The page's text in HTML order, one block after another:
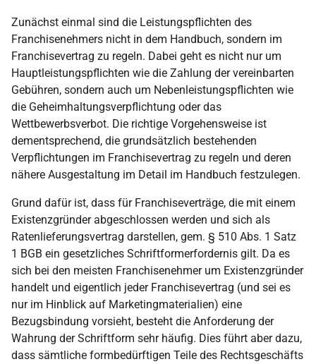
Zunächst einmal sind die Leistungspflichten des
Franchisenehmers nicht in dem Handbuch, sondern im
Franchisevertrag zu regeln. Dabei geht es nicht nur um
Hauptleistungspflichten wie die Zahlung der vereinbarten
Gebühren, sondern auch um Nebenleistungspflichten wie
die Geheimhaltungsverpflichtung oder das
Wettbewerbsverbot. Die richtige Vorgehensweise ist
dementsprechend, die grundsätzlich bestehenden
Verpflichtungen im Franchisevertrag zu regeln und deren
nähere Ausgestaltung im Detail im Handbuch festzulegen.
Grund dafür ist, dass für Franchiseverträge, die mit einem
Existenzgründer abgeschlossen werden und sich als
Ratenlieferungsvertrag darstellen, gem. § 510 Abs. 1 Satz
1 BGB ein gesetzliches Schriftformerfordernis gilt. Da es
sich bei den meisten Franchisenehmer um Existenzgründer
handelt und eigentlich jeder Franchisevertrag (und sei es
nur im Hinblick auf Marketingmaterialien) eine
Bezugsbindung vorsieht, besteht die Anforderung der
Wahrung der Schriftform sehr häufig. Dies führt aber dazu,
dass sämtliche formbedürftigen Teile des Rechtsgeschäfts